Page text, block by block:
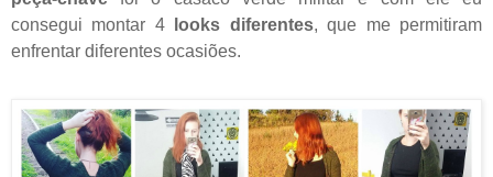
consegui montar 4
looks diferentes, que me permitiram
enfrentar diferentes ocasiões.